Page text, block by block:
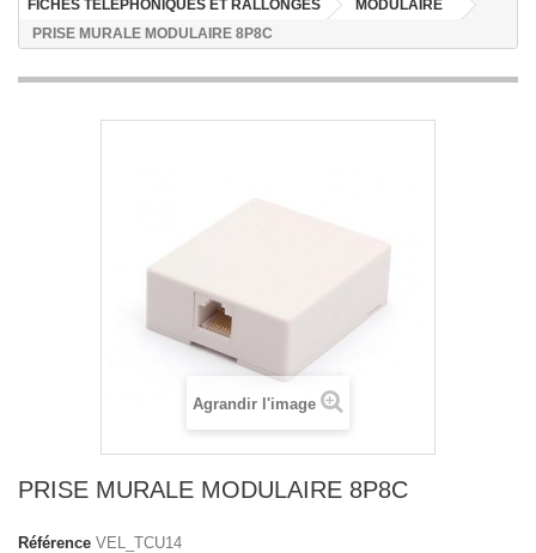
FICHES TELEPHONIQUES ET RALLONGES
MODULAIRE
PRISE MURALE MODULAIRE 8P8C
Agrandir l'image
PRISE MURALE MODULAIRE 8P8C
Référence VEL_TCU14